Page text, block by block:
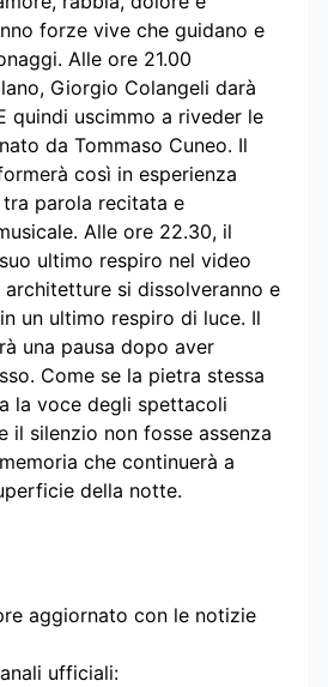
forze vive che guidano e
Alle ore 21.00
Giorgio Colangeli darà
quindi uscimmo a riveder le
da Tommaso Cuneo. Il
così in esperienza
parola recitata e
Alle ore 22.30, il
ultimo respiro nel video
si dissolveranno e
un ultimo respiro di luce. Il
una pausa dopo aver
Come se la pietra stessa
la voce degli spettacoli
il silenzio non fosse assenza
che continuerà a
della notte.
aggiornato con le notizie
ufficiali: